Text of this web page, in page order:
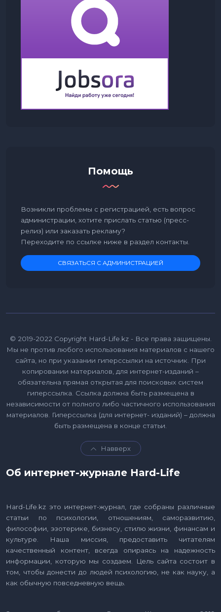
Помощь
Возникли проблемы с регистрацией, есть вопрос
администрации, хотите прислать статью (пресс-
релиз) или заказать рекламу?
Переходите по ссылке ниже в раздел контакты.
СВЯЗАТЬСЯ С АДМИНИСТРАЦИЕЙ
© 2019-2022 Copyright Hard-Life.kz - Все права защищены.
Мы не против любого использования материалов с нашего
сайта, но при указании гиперссылки на источник. При
копировании материалов, для интернет-изданий –
обязательна прямая открытая для поисковых систем
гиперссылка. Ссылка должна быть размещена в
независимости от полного либо частичного использования
материалов. Гиперссылка (для интернет- изданий) – должна
быть размещена в конце статьи.
Навверх
Об интернет-журнале Hard-Life
Hard-Life.kz это интернет-журнал, где собраны различные
статьи по психологии, отношениям, саморазвитию,
философии, эзотерике, бизнесу, стилю жизни, финансам и
культуре. Наша миссия, предоставить читателям
качественный контент, всегда опираясь на надежность
информации, которую мы создаем. Цель сайта состоит в
том, чтобы донести до людей психологию, не как науку, а
как обычную повседневную вещь.